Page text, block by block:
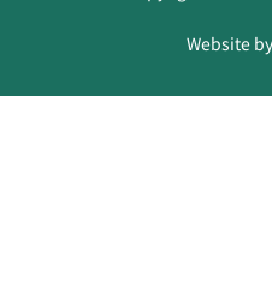
Website by